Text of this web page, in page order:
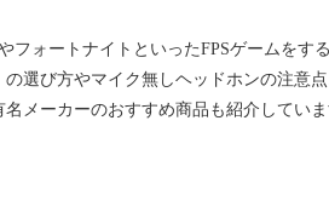
フォートナイトといったFPSゲームを
選び方やマイク無しヘッドホンの注意
メーカーのおすすめ商品も紹介していま